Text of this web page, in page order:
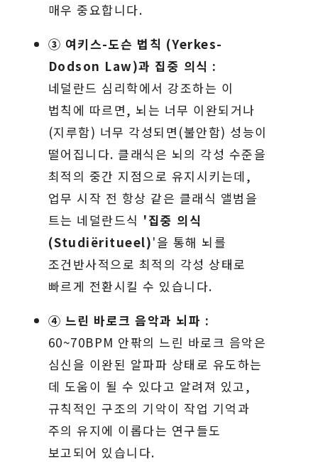
매우 중요합니다.
③ 여키스-도슨 법칙 (Yerkes-
Dodson Law)과 집중 의식 :
네덜란드 심리학에서 강조하는 이
법칙에 따르면, 뇌는 너무 이완되거나
(지루함) 너무 각성되면(불안함) 성능이
떨어집니다. 클래식은 뇌의 각성 수준을
최적의 중간 지점으로 유지시키는데,
업무 시작 전 항상 같은 클래식 앨범을
트는 네덜란드식 '집중 의식
(Studiëritueel)'을 통해 뇌를
조건반사적으로 최적의 각성 상태로
빠르게 전환시킬 수 있습니다.
④ 느린 바로크 음악과 뇌파 :
60~70BPM 안팎의 느린 바로크 음악은
심신을 이완된 알파파 상태로 유도하는
데 도움이 될 수 있다고 알려져 있고,
규칙적인 구조의 기악이 작업 기억과
주의 유지에 이롭다는 연구들도
보고되어 있습니다.